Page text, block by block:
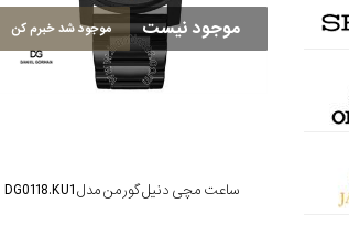
موجود نیست موجود شد خبرم کن
ساعت مچی دنیل گورمن مدل DG0118.KU1